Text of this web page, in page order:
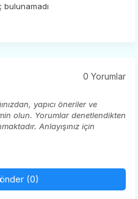
bulunamadı
0 Yorumlar
yapıcı öneriler ve
olun. Yorumlar denetlendikten
Anlayışınız için
(0)